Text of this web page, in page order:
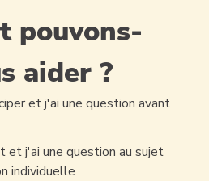
pouvons-
aider ?
et j'ai une question avant
et j'ai une question au sujet
individuelle